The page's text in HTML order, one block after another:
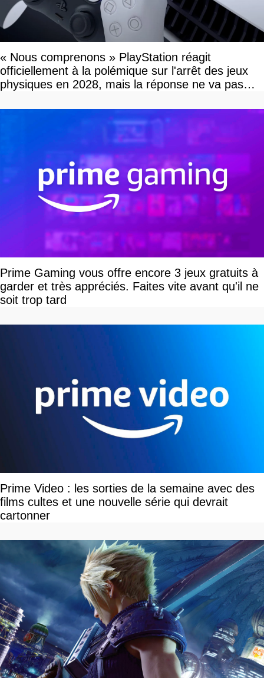
« Nous comprenons » PlayStation réagit
officiellement à la polémique sur l'arrêt des jeux
physiques en 2028, mais la réponse ne va pas
Prime Gaming vous offre encore 3 jeux gratuits à
garder et très appréciés. Faites vite avant qu'il ne
soit trop tard
Prime Video : les sorties de la semaine avec des
films cultes et une nouvelle série qui devrait
cartonner